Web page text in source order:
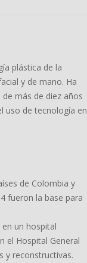
plástica de la
y de mano. Ha
más de diez años
uso de tecnología en
de Colombia y
fueron la base para
un hospital
el Hospital General
y reconstructivas.